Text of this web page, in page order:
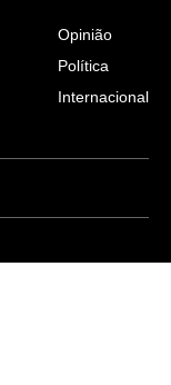
Opinião
Política
Internacional